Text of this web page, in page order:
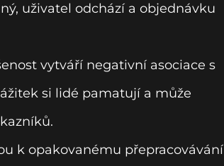
uživatel odchází a objednávku
vytváří negativní asociace s
si lidé pamatují a může
k opakovanému přepracovávání